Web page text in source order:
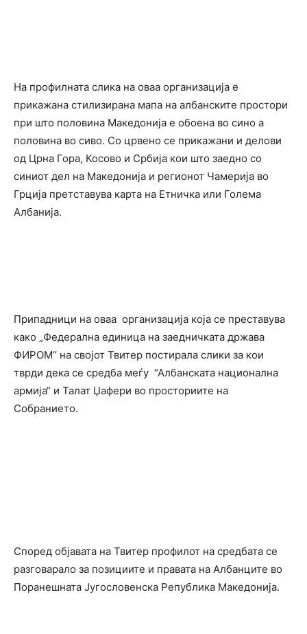
На профилната слика на оваа организација е
прикажана стилизирана мапа на албанските простори
при што половина Македонија е обоена во сино а
половина во сиво. Со црвено се прикажани и делови
од Црна Гора, Косово и Србија кои што заедно со
синиот дел на Македонија и регионот Чамерија во
Грција претставува карта на Етничка или Голема
Албанија.
Припадници на оваа организација која се преставува
како „Федерална единица на заедничката држава
ФИРОМ“ на својот Твитер постирала слики за кои
тврди дека се средба меѓу “Албанската национална
армија“ и Талат Џафери во просториите на
Собранието.
Според објавата на Твитер профилот на средбата се
разговарало за позициите и правата на Албанците во
Поранешната Југословенска Република Македонија.